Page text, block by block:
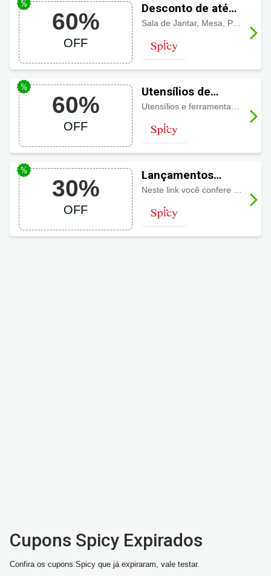
60%
OFF
Desconto de até
60% na categoria
Mesa
60%
OFF
Utensílios de
cozinha Spicy
com até 60% OFF
30%
OFF
Lançamentos
Spicy com até 30%
de desconto
Cupons Spicy Expirados
Confira os cupons Spicy que já expiraram, vale testar.